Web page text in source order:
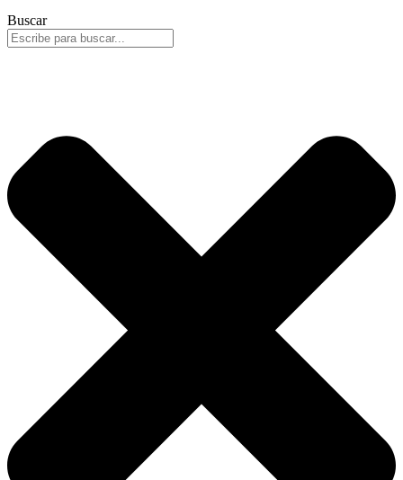
Buscar